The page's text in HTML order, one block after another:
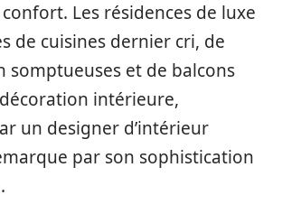
confort. Les résidences de luxe
de cuisines dernier cri, de
somptueuses et de balcons
intérieure,
un designer d’intérieur
par son sophistication